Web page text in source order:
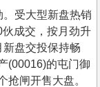
。受大型新盘热销
成交，按月劲升
盘交投保持畅
(00016)的屯门御
抢闸开售大盘。